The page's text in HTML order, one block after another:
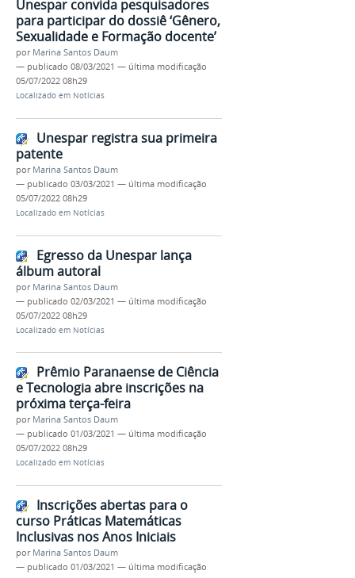
Unespar convida pesquisadores
para participar do dossiê ‘Gênero,
Sexualidade e Formação docente’
por Marina Santos Daum
— publicado 08/03/2021 — última modificação
05/07/2022 08h29
Localizado em Notícias
Unespar registra sua primeira
patente
por Marina Santos Daum
— publicado 03/03/2021 — última modificação
05/07/2022 08h29
Localizado em Notícias
Egresso da Unespar lança
álbum autoral
por Marina Santos Daum
— publicado 02/03/2021 — última modificação
05/07/2022 08h29
Localizado em Notícias
Prêmio Paranaense de Ciência
e Tecnologia abre inscrições na
próxima terça-feira
por Marina Santos Daum
— publicado 01/03/2021 — última modificação
05/07/2022 08h29
Localizado em Notícias
Inscrições abertas para o
curso Práticas Matemáticas
Inclusivas nos Anos Iniciais
por Marina Santos Daum
— publicado 01/03/2021 — última modificação